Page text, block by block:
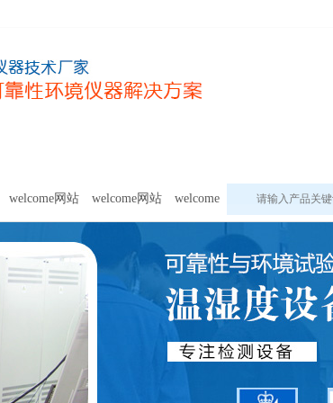
welcome网站 welcome网站 welcome